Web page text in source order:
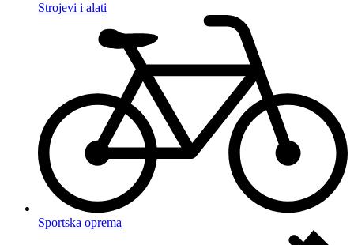
Strojevi i alati
Sportska oprema